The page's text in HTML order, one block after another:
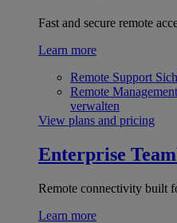
Fast and secure remote
Learn more
Remote Support
Remote Management
verwalten
View plans and pricing
Enterprise
Remote connectivity built
Learn more